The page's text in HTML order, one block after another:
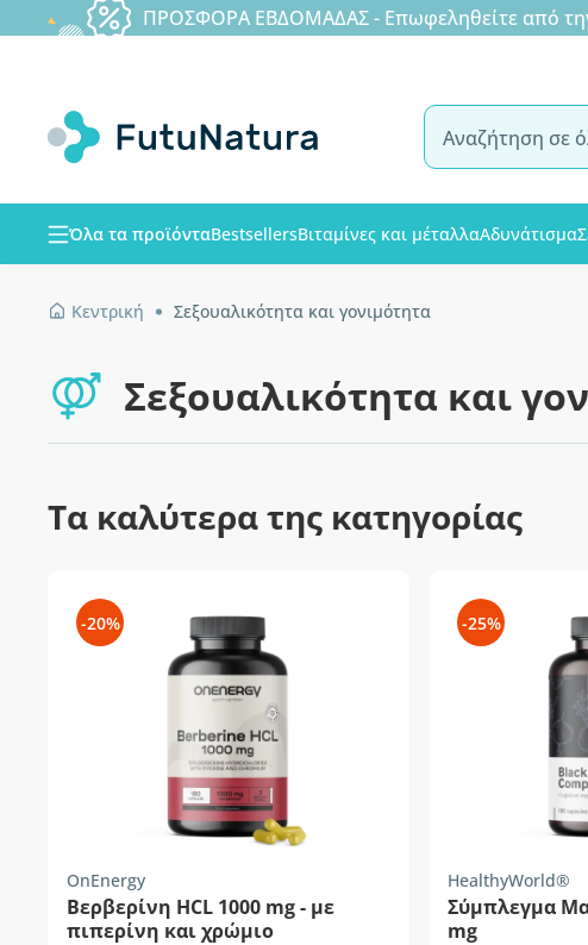
ΠΡΟΣΦΟΡΑ ΕΒΔΟΜΑΔΑΣ - Επωφεληθείτε από
Όλα τα προϊόνταBestsellersΒιταμίνες και μέταλλαΑδυνάτισμα
Κεντρική Σεξουαλικότητα και γονιμότητα
Σεξουαλικότητα και
Τα καλύτερα της κατηγορίας
-20%
OnEnergy
Βερβερίνη HCL 1000 mg - με
πιπερίνη και χρώμιο
-25%
HealthyWorld®
Σύμπλεγμα
mg